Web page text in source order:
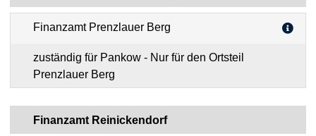
Finanzamt Prenzlauer Berg
zuständig für Pankow - Nur für den Ortsteil
Prenzlauer Berg
Finanzamt Reinickendorf